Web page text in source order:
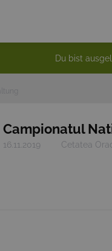
Du bist
Campionatul
16.11.2019 Cetatea